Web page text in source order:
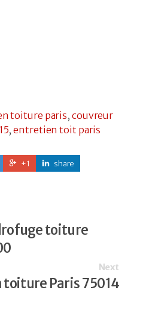
toiture paris, couvreur
,entretien toit paris
+1
share
toiture
Next
toiture Paris 75014